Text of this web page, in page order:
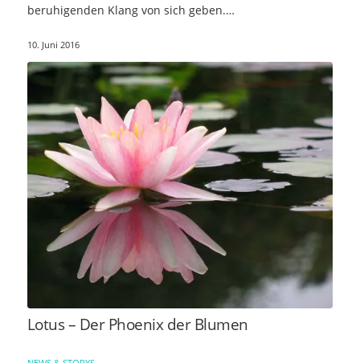
beruhigenden Klang von sich geben.…
10. Juni 2016
Lotus – Der Phoenix der Blumen